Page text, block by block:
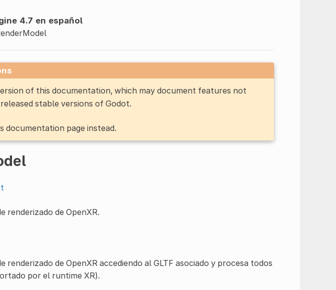
4.7 en español
of this documentation, which may document features not
stable versions of Godot.
documentation page instead.
renderizado de OpenXR.
renderizado de OpenXR accediendo al GLTF asociado y procesa todos
por el runtime XR).